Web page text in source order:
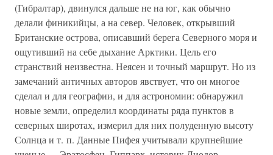
(Гибралтар), двинулся дальше не на юг, как обычно
делали финикийцы, а на север. Человек, открывший
Британские острова, описавший берега Северного моря и
ощутивший на себе дыхание Арктики. Цель его
странствий неизвестна. Неясен и точный маршрут. Но из
замечаний античных авторов явствует, что он многое
сделал и для географии, и для астрономии: обнаружил
новые земли, определил координаты ряда пунктов в
северных широтах, измерил для них полуденную высоту
Солнца и т. п. Данные Пифея учитывали крупнейшие